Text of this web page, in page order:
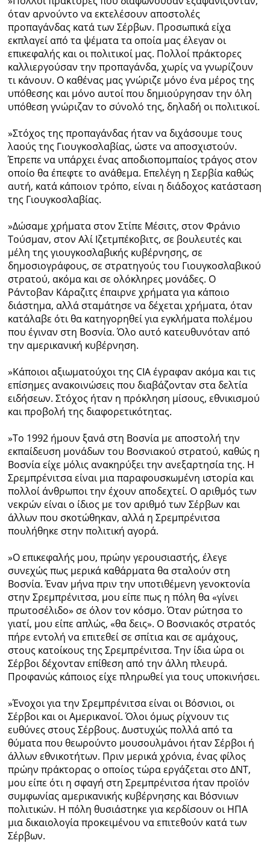
όταν αρνούντο να εκτελέσουν αποστολές
προπαγάνδας κατά των Σέρβων. Προσωπικά είχα
εκπλαγεί από τα ψέματα τα οποία μας έλεγαν οι
επικεφαλής και οι πολιτικοί μας. Πολλοί πράκτορες
καλλιεργούσαν την προπαγάνδα, χωρίς να γνωρίζουν
τι κάνουν. Ο καθένας μας γνώριζε μόνο ένα μέρος της
υπόθεσης και μόνο αυτοί που δημιούργησαν την όλη
υπόθεση γνώριζαν το σύνολό της, δηλαδή οι πολιτικοί.
»Στόχος της προπαγάνδας ήταν να διχάσουμε τους
λαούς της Γιουγκοσλαβίας, ώστε να αποσχιστούν.
Έπρεπε να υπάρχει ένας αποδιοπομπαίος τράγος στον
οποίο θα έπεφτε το ανάθεμα. Επελέγη η Σερβία καθώς
αυτή, κατά κάποιον τρόπο, είναι η διάδοχος κατάσταση
της Γιουγκοσλαβίας.
»Δώσαμε χρήματα στον Στίπε Μέσιτς, στον Φράνιο
Τούσμαν, στον Αλί Ιζετμπέκοβιτς, σε βουλευτές και
μέλη της γιουγκοσλαβικής κυβέρνησης, σε
δημοσιογράφους, σε στρατηγούς του Γιουγκοσλαβικού
στρατού, ακόμα και σε ολόκληρες μονάδες. Ο
Ράντοβαν Κάραζιτς έπαιρνε χρήματα για κάποιο
διάστημα, αλλά σταμάτησε να δέχεται χρήματα, όταν
κατάλαβε ότι θα κατηγορηθεί για εγκλήματα πολέμου
που έγιναν στη Βοσνία. Όλο αυτό κατευθυνόταν από
την αμερικανική κυβέρνηση.
»Κάποιοι αξιωματούχοι της CIA έγραφαν ακόμα και τις
επίσημες ανακοινώσεις που διαβάζονταν στα δελτία
ειδήσεων. Στόχος ήταν η πρόκληση μίσους, εθνικισμού
και προβολή της διαφορετικότητας.
»Το 1992 ήμουν ξανά στη Βοσνία με αποστολή την
εκπαίδευση μονάδων του Βοσνιακού στρατού, καθώς η
Βοσνία είχε μόλις ανακηρύξει την ανεξαρτησία της. Η
Σρεμπρένιτσα είναι μια παραφουσκωμένη ιστορία και
πολλοί άνθρωποι την έχουν αποδεχτεί. Ο αριθμός των
νεκρών είναι ο ίδιος με τον αριθμό των Σέρβων και
άλλων που σκοτώθηκαν, αλλά η Σρεμπρένιτσα
πουλήθηκε στην πολιτική αγορά.
»Ο επικεφαλής μου, πρώην γερουσιαστής, έλεγε
συνεχώς πως μερικά καθάρματα θα σταλούν στη
Βοσνία. Έναν μήνα πριν την υποτιθέμενη γενοκτονία
στην Σρεμπρένιτσα, μου είπε πως η πόλη θα «γίνει
πρωτοσέλιδο» σε όλον τον κόσμο. Όταν ρώτησα το
γιατί, μου είπε απλώς, «θα δεις». Ο Βοσνιακός στρατός
πήρε εντολή να επιτεθεί σε σπίτια και σε αμάχους,
στους κατοίκους της Σρεμπρένιτσα. Την ίδια ώρα οι
Σέρβοι δέχονταν επίθεση από την άλλη πλευρά.
Προφανώς κάποιος είχε πληρωθεί για τους υποκινήσει.
»Ένοχοι για την Σρεμπρένιτσα είναι οι Βόσνιοι, οι
Σέρβοι και οι Αμερικανοί. Όλοι όμως ρίχνουν τις
ευθύνες στους Σέρβους. Δυστυχώς πολλά από τα
θύματα που θεωρούντο μουσουλμάνοι ήταν Σέρβοι ή
άλλων εθνικοτήτων. Πριν μερικά χρόνια, ένας φίλος
πρώην πράκτορας ο οποίος τώρα εργάζεται στο ΔΝΤ,
μου είπε ότι η σφαγή στη Σρεμπρένιτσα ήταν προϊόν
συμφωνίας αμερικανικής κυβέρνησης και Βόσνιων
πολιτικών. Η πόλη θυσιάστηκε για κερδίσουν οι ΗΠΑ
μια δικαιολογία προκειμένου να επιτεθούν κατά των
Σέρβων.